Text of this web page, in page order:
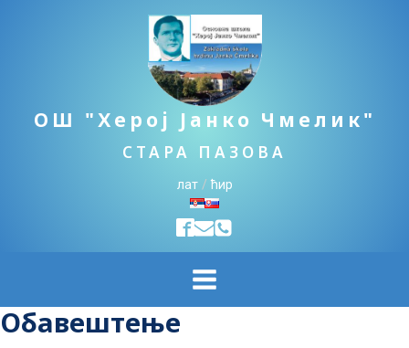
ОШ "Херој Јанко Чмелик"
СТАРА ПАЗОВА
лат/ћир
Обавештење